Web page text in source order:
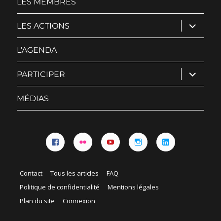
LES ACTIONS ouvrir
le
sous-
L’AGENDA
PARTICIPER ouvrir
le
sous-
MÉDIAS
Contact Tous les articles
FAQ
Politique de confidentialité
Mentions légales
Plan du site
Connexion